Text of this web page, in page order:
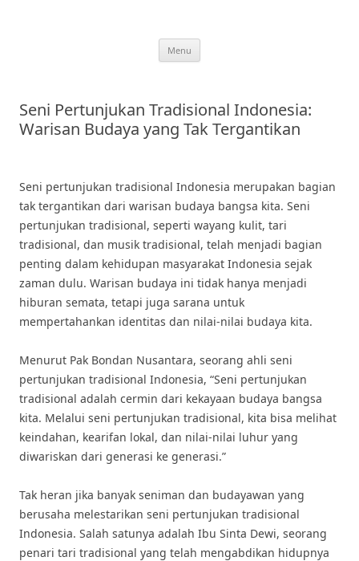
Menu
Seni Pertunjukan Tradisional Indonesia:
Warisan Budaya yang Tak Tergantikan
Seni pertunjukan tradisional Indonesia merupakan bagian
tak tergantikan dari warisan budaya bangsa kita. Seni
pertunjukan tradisional, seperti wayang kulit, tari
tradisional, dan musik tradisional, telah menjadi bagian
penting dalam kehidupan masyarakat Indonesia sejak
zaman dulu. Warisan budaya ini tidak hanya menjadi
hiburan semata, tetapi juga sarana untuk
mempertahankan identitas dan nilai-nilai budaya kita.
Menurut Pak Bondan Nusantara, seorang ahli seni
pertunjukan tradisional Indonesia, “Seni pertunjukan
tradisional adalah cermin dari kekayaan budaya bangsa
kita. Melalui seni pertunjukan tradisional, kita bisa melihat
keindahan, kearifan lokal, dan nilai-nilai luhur yang
diwariskan dari generasi ke generasi.”
Tak heran jika banyak seniman dan budayawan yang
berusaha melestarikan seni pertunjukan tradisional
Indonesia. Salah satunya adalah Ibu Sinta Dewi, seorang
penari tari tradisional yang telah mengabdikan hidupnya